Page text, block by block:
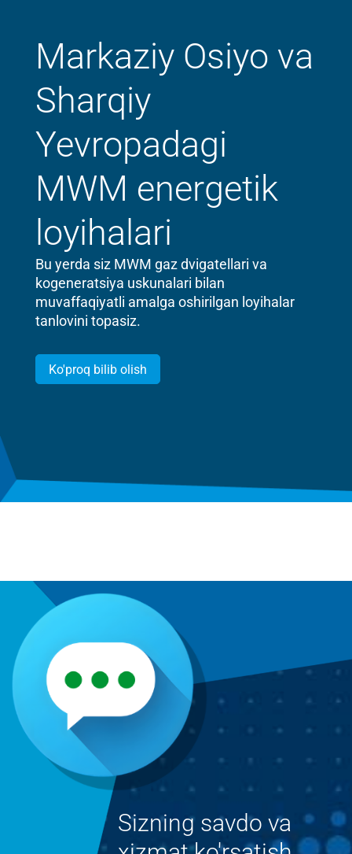
Markaziy Osiyo va
Sharqiy
Yevropadagi
MWM energetik
loyihalari
Bu yerda siz MWM gaz dvigatellari va
kogeneratsiya uskunalari bilan
muvaffaqiyatli amalga oshirilgan loyihalar
tanlovini topasiz.
Ko'proq bilib olish
Sizning savdo va